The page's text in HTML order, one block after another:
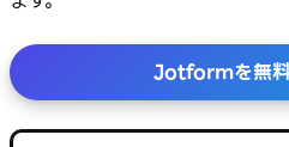
Jotformを無料